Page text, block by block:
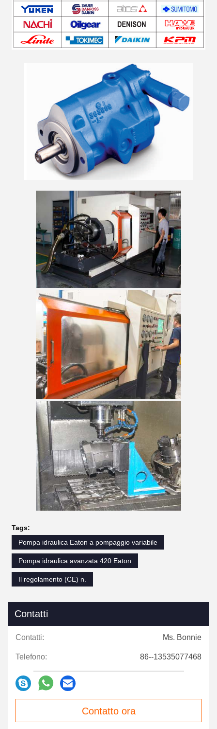
Tags:
Pompa idraulica Eaton a pompaggio variabile
Pompa idraulica avanzata 420 Eaton
Il regolamento (CE) n.
Contatti
Contatti: Ms. Bonnie
Telefono: 86--13535077468
Contatto ora